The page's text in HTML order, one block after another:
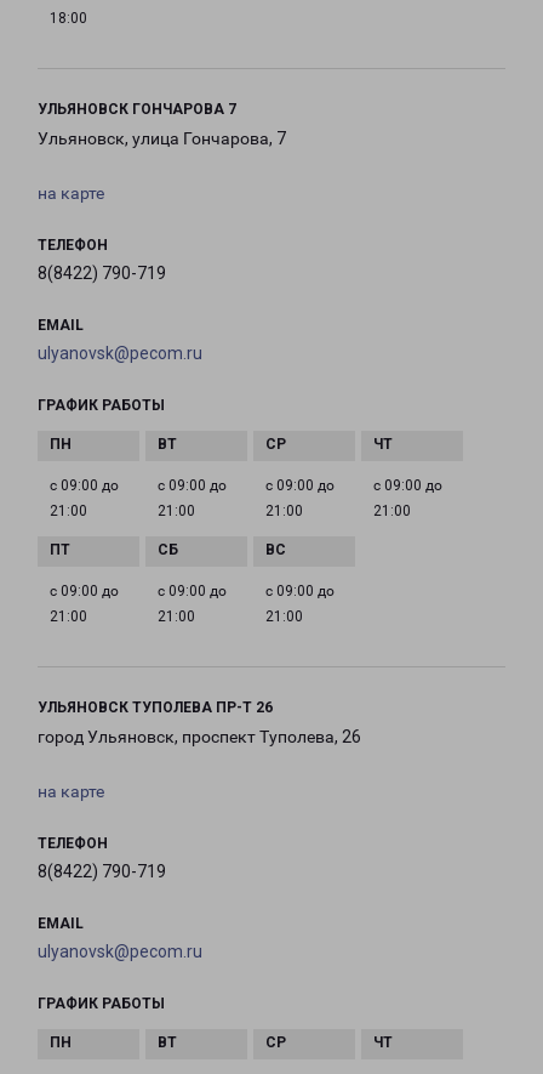
18:00
УЛЬЯНОВСК ГОНЧАРОВА 7
Ульяновск, улица Гончарова, 7
на карте
ТЕЛЕФОН
8(8422) 790-719
EMAIL
ulyanovsk@pecom.ru
ГРАФИК РАБОТЫ
с 09:00 до
21:00
с 09:00 до
21:00
с 09:00 до
21:00
с 09:00 до
21:00
с 09:00 до
21:00
с 09:00 до
21:00
с 09:00 до
21:00
УЛЬЯНОВСК ТУПОЛЕВА ПР-Т 26
город Ульяновск, проспект Туполева, 26
на карте
ТЕЛЕФОН
8(8422) 790-719
EMAIL
ulyanovsk@pecom.ru
ГРАФИК РАБОТЫ